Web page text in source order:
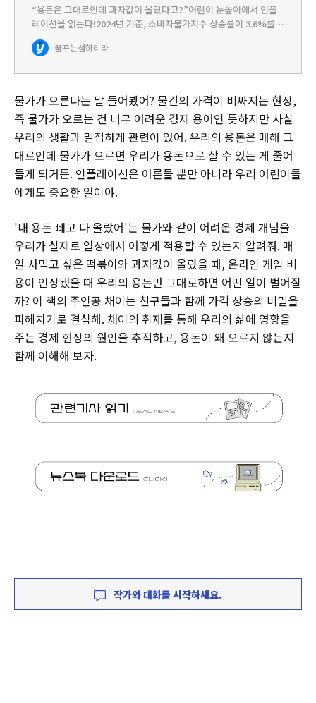
“용돈은 그대로인데 과자값이 올랐다고?”어린이 눈높이에서 인플
레이션을 읽는다!2024년 기준, 소비자물가지수 상승률이 3.6%를
기록했습니다. 안 그래도 물가가 부쩍 오른 게 체감되는데, 라면, 빵,
과자, 우유 등 장바구니 물가가 줄줄이 인상되며 ’만 원의…
꿈꾸는섬하리라
물가가 오른다는 말 들어봤어? 물건의 가격이 비싸지는 현상,
즉 물가가 오르는 건 너무 어려운 경제 용어인 듯하지만 사실
우리의 생활과 밀접하게 관련이 있어. 우리의 용돈은 매해 그
대로인데 물가가 오르면 우리가 용돈으로 살 수 있는 게 줄어
들게 되거든. 인플레이션은 어른들 뿐만 아니라 우리 어린이들
에게도 중요한 일이야.
'내 용돈 빼고 다 올랐어'는 물가와 같이 어려운 경제 개념을
우리가 실제로 일상에서 어떻게 적용할 수 있는지 알려줘. 매
일 사먹고 싶은 떡볶이와 과자값이 올랐을 때, 온라인 게임 비
용이 인상됐을 때 우리의 용돈만 그대로하면 어떤 일이 벌어질
까? 이 책의 주인공 채이는 친구들과 함께 가격 상승의 비밀을
파헤치기로 결심해. 채이의 취재를 통해 우리의 삶에 영향을
주는 경제 현상의 원인을 추적하고, 용돈이 왜 오르지 않는지
함께 이해해 보자.
작가와 대화를 시작하세요.